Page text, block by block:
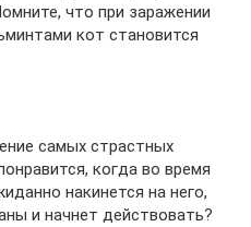
что при заражении
кот становится
самых страстных
когда во время
накинется на него,
и начнет действовать?